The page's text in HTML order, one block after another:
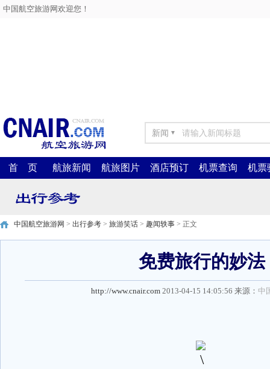
中国航空旅游网欢迎您！
新闻 ▼
首 页 航旅新闻 航旅图片 酒店预订 机票查询 机票
中国航空旅游网 > 出行参考 > 旅游笑话 > 趣闻轶事 > 正文
免费旅行的妙法
http://www.cnair.com 2013-04-15 14:05:56 来源： 中